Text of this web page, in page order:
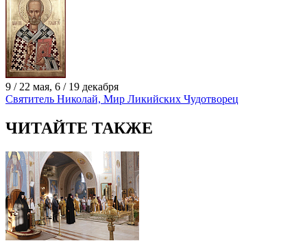
9 / 22 мая, 6 / 19 декабря
Святитель Николай, Мир Ликийских Чудотворец
ЧИТАЙТЕ ТАКЖЕ